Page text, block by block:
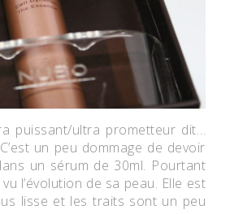
puissant/ultra prometteur dit…
un peu dommage de devoir
un sérum de 30ml. Pourtant
l’évolution de sa peau. Elle est
lisse et les traits sont un peu